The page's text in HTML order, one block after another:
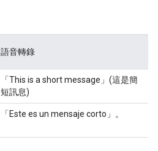
語音轉錄
「This is a short message」(這是簡
短訊息)
「Este es un mensaje corto」。